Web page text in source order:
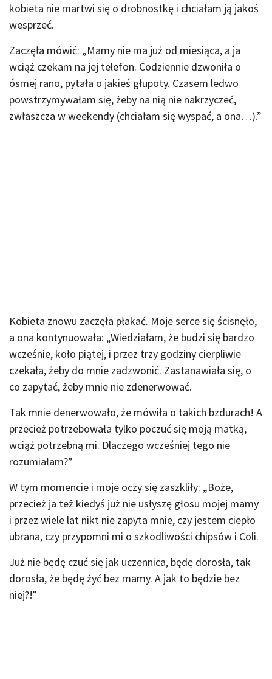
kobieta nie martwi się o drobnostkę i chciałam ją jakoś
wesprzeć.
Zaczęła mówić: „Mamy nie ma już od miesiąca, a ja
wciąż czekam na jej telefon. Codziennie dzwoniła o
ósmej rano, pytała o jakieś głupoty. Czasem ledwo
powstrzymywałam się, żeby na nią nie nakrzyczeć,
zwłaszcza w weekendy (chciałam się wyspać, a ona…).”
Kobieta znowu zaczęła płakać. Moje serce się ścisnęło,
a ona kontynuowała: „Wiedziałam, że budzi się bardzo
wcześnie, koło piątej, i przez trzy godziny cierpliwie
czekała, żeby do mnie zadzwonić. Zastanawiała się, o
co zapytać, żeby mnie nie zdenerwować.
Tak mnie denerwowało, że mówiła o takich bzdurach! A
przecież potrzebowała tylko poczuć się moją matką,
wciąż potrzebną mi. Dlaczego wcześniej tego nie
rozumiałam?”
W tym momencie i moje oczy się zaszkliły: „Boże,
przecież ja też kiedyś już nie usłyszę głosu mojej mamy
i przez wiele lat nikt nie zapyta mnie, czy jestem ciepło
ubrana, czy przypomni mi o szkodliwości chipsów i Coli.
Już nie będę czuć się jak uczennica, będę dorosła, tak
dorosła, że będę żyć bez mamy. A jak to będzie bez
niej?!”